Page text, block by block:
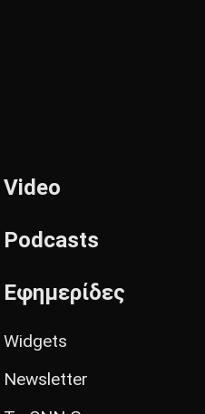
Video
Podcasts
Εφημερίδες
Widgets
Newsletter